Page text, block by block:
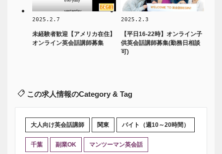
2025.2.7
未経験者歓迎【アメリカ在住】
オンライン英会話講師募集
2025.2.3
【平日16-22時】オンライン子
供英会話講師募集(勤務日相談
可)
この求人情報のCategory & Tag
大人向け英会話講師 関東 バイト（週10～20時間）
千葉 副業OK マンツーマン英会話